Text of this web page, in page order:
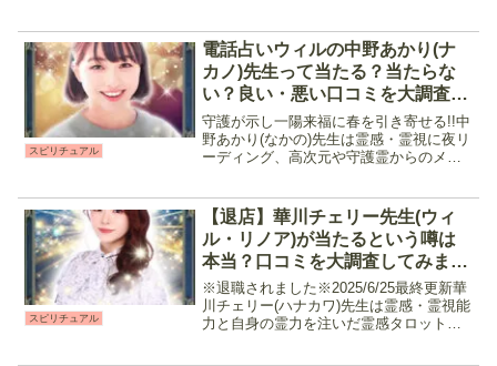
「相手から連絡が来ました」「相手と会
えました」と言う報告が...
スピリチュアル
電話占いウィルの中野あかり(ナ
カノ)先生って当たる？当たらな
い？良い・悪い口コミを大調査し
てみました
守護が示し一陽来福に春を引き寄せる!!中
野あかり(なかの)先生は霊感・霊視に夜リ
ーディング、高次元や守護霊からのメッ
見抜く力が強く、恋愛だけでなく仕事の
人間関係、家族関...
スピリチュアル
【退店】華川チェリー先生(ウィ
ル・リノア)が当たるという噂は
本当？口コミを大調査してみまし
た
※退職されました※2025/6/25最終更新華
川チェリー(ハナカワ)先生は霊感・霊視能
力と自身の霊力を注いだ霊感タロットを